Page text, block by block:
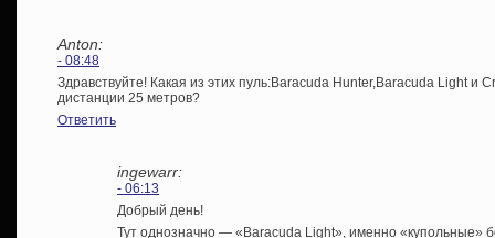
Anton:
- 08:48
Здравствуйте! Какая из этих пуль:Baracuda Hunter,Baracuda Light и
дистанции 25 метров?
Ответить
ingewarr:
- 06:13
Добрый день!
Тут однозначно — «Baracuda Light», именно «купольные»